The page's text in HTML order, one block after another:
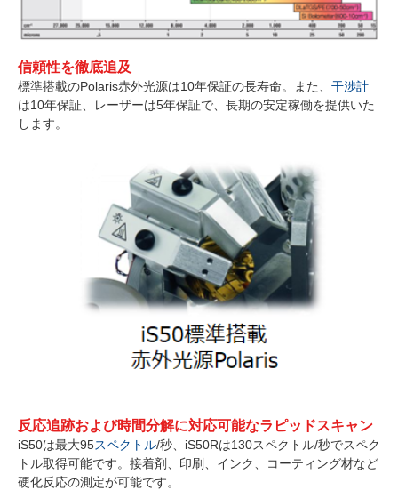
信頼性を徹底追及
標準搭載のPolaris赤外光源は10年保証の長寿命。また、 干渉計
は10年保証、レーザーは5年保証で、長期の安定稼働を提供いた
します。
反応追跡および時間分解に対応可能なラピッドスキャン
iS50は最大95スペクトル/秒、iS50Rは130スペクトル/秒でスペク
トル取得可能です。接着剤、印刷、インク、コーティング材など
硬化反応の測定が可能です。